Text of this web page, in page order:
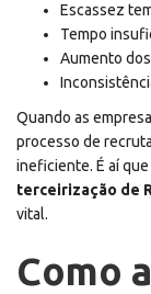
Escassez
Tempo
Aumento
Quando as
processo de
ineficiente. É aí
terceirização de
vital.
Como